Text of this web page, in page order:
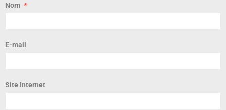
Nom
E-mail
Site Internet